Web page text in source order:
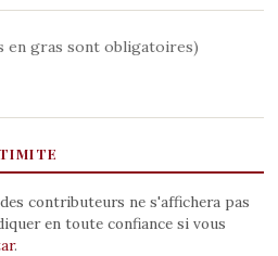
en gras sont obligatoires)
contributeurs ne s'affichera pas
en toute confiance si vous
.